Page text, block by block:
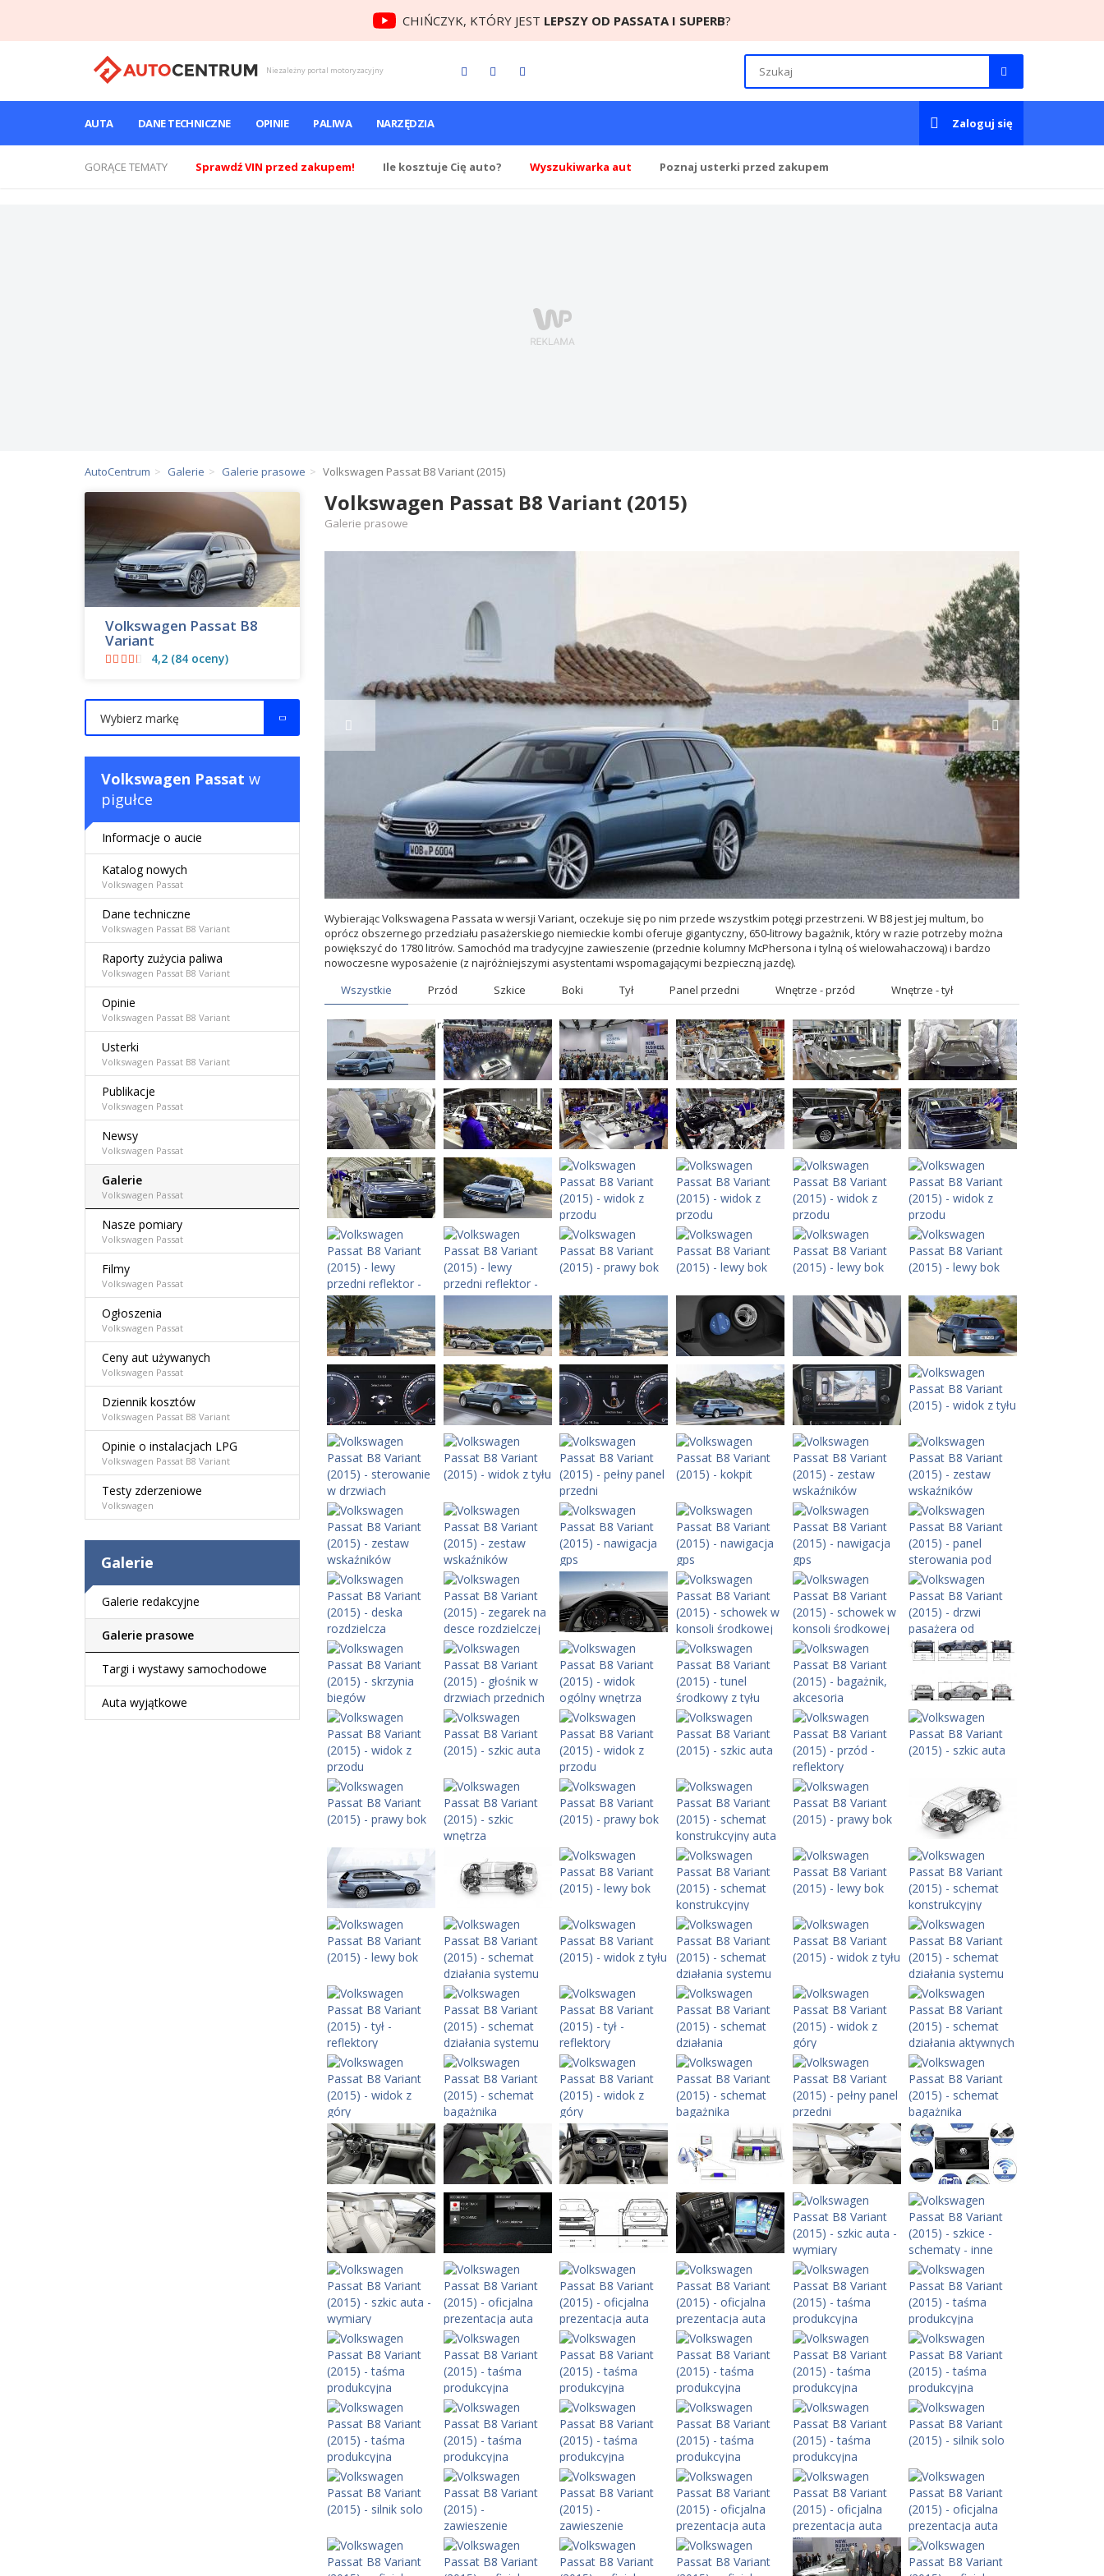
CHIŃCZYK, KTÓRY JEST LEPSZY OD PASSATA I SUPERB?
Niezależny portal motoryzacyjny
AUTA DANE TECHNICZNE OPINIE PALIWA NARZĘDZIA Zaloguj się
GORĄCE TEMATY Sprawdź VIN przed zakupem! Ile kosztuje Cię auto? Wyszukiwarka aut Poznaj usterki przed zakupem
AutoCentrum Galerie Galerie prasowe Volkswagen Passat B8 Variant (2015)
Volkswagen Passat B8 Variant (2015)
Galerie prasowe
Wybierając Volkswagena Passata w wersji Variant, oczekuje się po nim przede wszystkim potęgi przestrzeni. W B8 jest jej multum, bo
oprócz obszernego przedziału pasażerskiego niemieckie kombi oferuje gigantyczny, 650-litrowy bagażnik, który w razie potrzeby można
powiększyć do 1780 litrów. Samochód ma tradycyjne zawieszenie (przednie kolumny McPhersona i tylną oś wielowahaczową) i bardzo
nowoczesne wyposażenie (z najróżniejszymi asystentami wspomagającymi bezpieczną jazdę).
Wszystkie
Przód Szkice Boki Tył Panel przedni Wnętrze - przód Wnętrze - tył
Bagażnik Góra Podzespoły
Volkswagen Passat B8
Variant
4,2 (84 oceny)
Wybierz markę
Volkswagen Passat w
pigułce
Informacje o aucie
Katalog nowych
Volkswagen Passat
Dane techniczne
Volkswagen Passat B8 Variant
Raporty zużycia paliwa
Volkswagen Passat B8 Variant
Opinie
Volkswagen Passat B8 Variant
Usterki
Volkswagen Passat B8 Variant
Publikacje
Volkswagen Passat
Newsy
Volkswagen Passat
Galerie
Volkswagen Passat
Nasze pomiary
Volkswagen Passat
Filmy
Volkswagen Passat
Ogłoszenia
Volkswagen Passat
Ceny aut używanych
Volkswagen Passat
Dziennik kosztów
Volkswagen Passat B8 Variant
Opinie o instalacjach LPG
Volkswagen Passat B8 Variant
Testy zderzeniowe
Volkswagen
Galerie
Galerie redakcyjne
Galerie prasowe
Targi i wystawy samochodowe
Auta wyjątkowe